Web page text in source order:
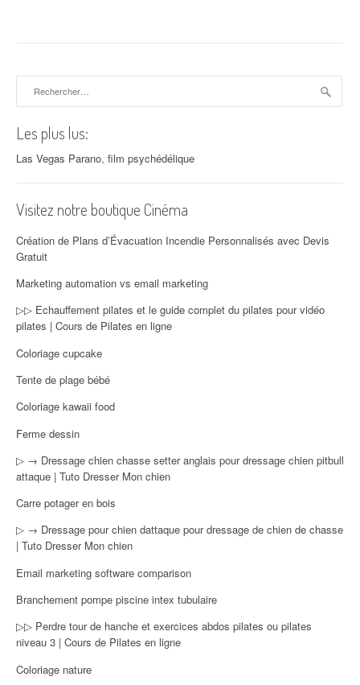
Les plus lus:
Las Vegas Parano, film psychédélique
Visitez notre boutique Cinéma
Création de Plans d’Évacuation Incendie Personnalisés avec Devis
Gratuit
Marketing automation vs email marketing
▷▷ Echauffement pilates et le guide complet du pilates pour vidéo
pilates | Cours de Pilates en ligne
Coloriage cupcake
Tente de plage bébé
Coloriage kawaii food
Ferme dessin
▷ → Dressage chien chasse setter anglais pour dressage chien pitbull
attaque | Tuto Dresser Mon chien
Carre potager en bois
▷ → Dressage pour chien dattaque pour dressage de chien de chasse
| Tuto Dresser Mon chien
Email marketing software comparison
Branchement pompe piscine intex tubulaire
▷▷ Perdre tour de hanche et exercices abdos pilates ou pilates
niveau 3 | Cours de Pilates en ligne
Coloriage nature